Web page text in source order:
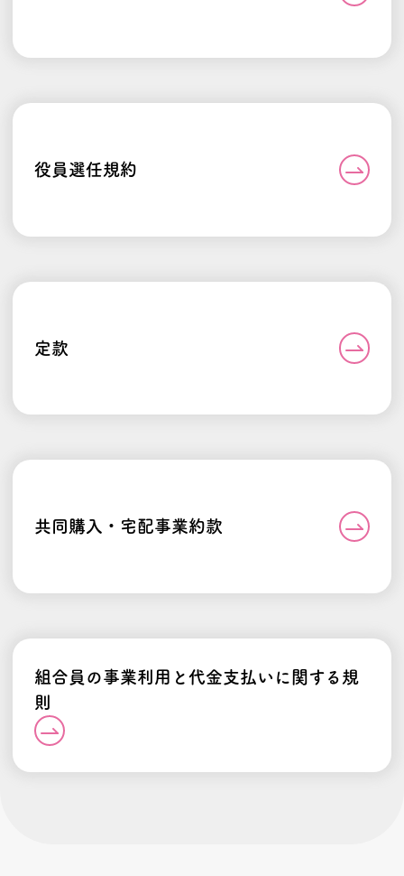
役員選任規約
定款
共同購入・宅配事業約款
組合員の事業利用と代金支払いに関する規
則